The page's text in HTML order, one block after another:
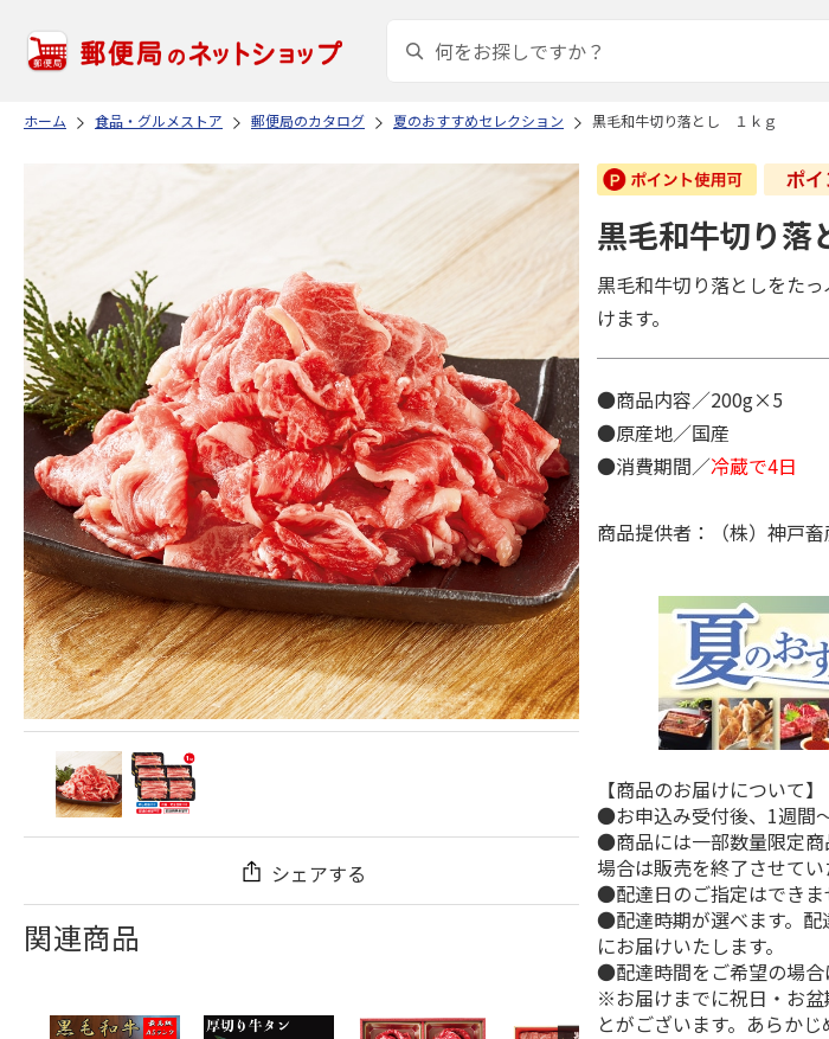
ホーム 食品・グルメストア 郵便局のカタログ 夏のおすすめセレクション 黒毛和牛切り落とし １ｋｇ
シェアする
関連商品
黒毛和牛切り
黒毛和牛切り落としをた
けます。
●商品内容／200g×5
●原産地／国産
●消費期間／冷蔵で4日
商品提供者：（株）神戸畜
【商品のお届けについて】
●お申込み受付後、1週間
●商品には一部数量限定商
場合は販売を終了させて
●配達日のご指定はできま
●配達時期が選べます。配
にお届けいたします。
●配達時間をご希望の場合
※お届けまでに祝日・お
とがございます。あらかじ